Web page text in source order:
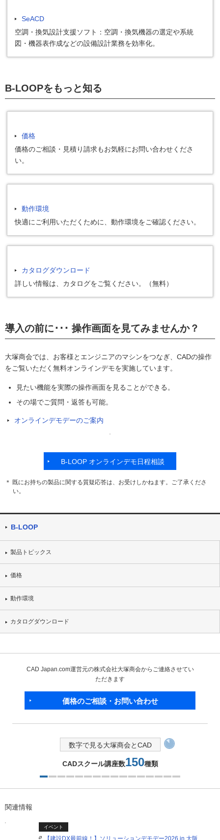
SeACD
空調・換気設計支援ソフト：空調・換気機器の選定や系統
図・機器表作成などの設備設計業務を効率化。
B-LOOPをもっと知る
価格
価格のご相談・見積り請求もお気軽にお問い合わせくださ
い。
動作環境
快適にご利用いただくために、動作環境をご確認ください。
カタログダウンロード
詳しい情報は、カタログをご覧ください。（無料）
導入の前に･･･ 操作画面を見てみませんか？
大塚商会では、お客様とエンジニアのマシンをつなぎ、CADの操作
をご覧いただく無料オンラインデモを実施しています。
見たい機能を実際の操作画面を見ることができる。
その場でご質問・返答も可能。
オンラインデモデーのご案内
B-LOOP オンラインデモ日程相談
＊ 既にお持ちの製品に関する質疑応答は、お受けしかねます。ご了承くださ
い。
B-LOOP
製品トピックス
価格
動作環境
カタログダウンロード
CAD Japan.com運営元の株式会社大塚商会からご連絡させてい
ただきます
価格のご相談・お問い合わせ
数字で見る大塚商会とCAD
CADスクール講座数150種類
関連情報
イベント
【建設DX最前線！】ソリューションデモデー2026 in 大阪